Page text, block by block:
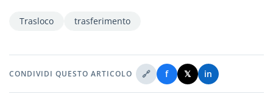
Trasloco trasferimento
CONDIVIDI QUESTO ARTICOLO 🔗 f 𝕏 in